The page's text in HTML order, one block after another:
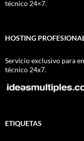
técnico 24×7.
HOSTING
Servicio exclusivo para
técnico 24x7.
ETIQUETAS